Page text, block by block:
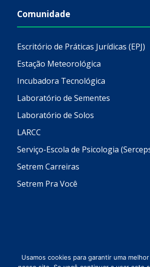
Comunidade
Escritório de Práticas Jurídicas (EPJ)
Estação Meteorológica
Incubadora Tecnológica
Laboratório de Sementes
Laboratório de Solos
LARCC
Serviço-Escola de Psicologia
Setrem Carreiras
Setrem Pra Você
Usamos cookies para garantir uma